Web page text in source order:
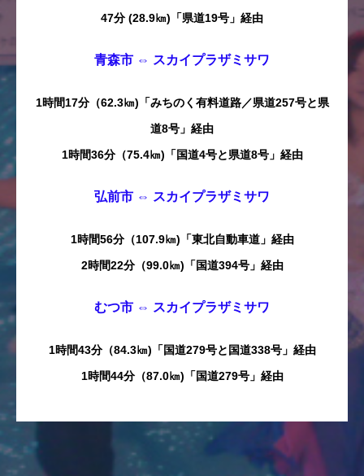
47分 (28.9㎞)「県道19号」経由
青森市 ⇔ スカイプラザミサワ
1時間17分（62.3㎞)「みちのく有料道路／県道257号と県
道8号」経由
1時間36分（75.4㎞)「国道4号と県道8号」経由
弘前市 ⇔ スカイプラザミサワ
1時間56分（107.9㎞)「東北自動車道」経由
2時間22分（99.0㎞)「国道394号」経由
むつ市 ⇔ スカイプラザミサワ
1時間43分（84.3㎞)「国道279号と国道338号」経由
1時間44分（87.0㎞)「国道279号」経由